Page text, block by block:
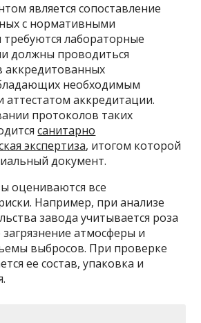
является сопоставление
с нормативными
требуются лабораторные
должны проводиться
аккредитованных
необходимым
аккредитации.
протоколов таких
санитарно
экспертиза, итогом которой
документ.
оцениваются все
Например, при анализе
завода учитывается роза
атмосферы и
выбросов. При проверке
ее состав, упаковка и